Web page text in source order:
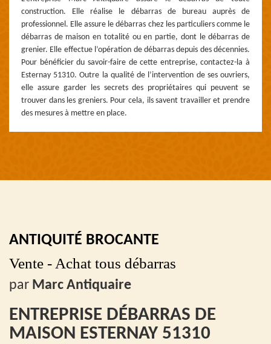
construction. Elle réalise le débarras de bureau auprès de
professionnel. Elle assure le débarras chez les particuliers comme le
débarras de maison en totalité ou en partie, dont le débarras de
grenier. Elle effectue l’opération de débarras depuis des décennies.
Pour bénéficier du savoir-faire de cette entreprise, contactez-la à
Esternay 51310. Outre la qualité de l’intervention de ses ouvriers,
elle assure garder les secrets des propriétaires qui peuvent se
trouver dans les greniers. Pour cela, ils savent travailler et prendre
des mesures à mettre en place.
ANTIQUITÉ BROCANTE
Vente - Achat tous débarras
par Marc Antiquaire
ENTREPRISE DÉBARRAS DE
MAISON ESTERNAY 51310